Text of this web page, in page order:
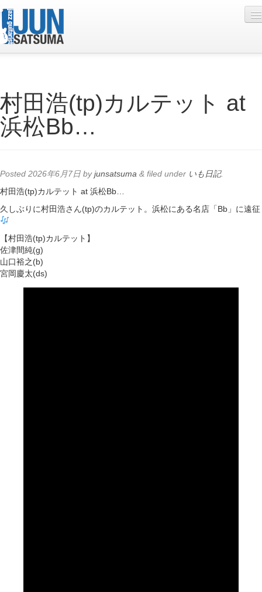
Live Schedule
Discography
Contact
YouTube
Online Lesson
村田浩(tp)カルテット at
浜松Bb…
Posted 2026年6月7日 byjunsatsuma & filed under いも日記.
村田浩(tp)カルテット at 浜松Bb…
久しぶりに村田浩さん(tp)のカルテット。浜松にある名店「Bb」に遠征
【村田浩(tp)カルテット】
佐津間純(g)
山口裕之(b)
宮岡慶太(ds)